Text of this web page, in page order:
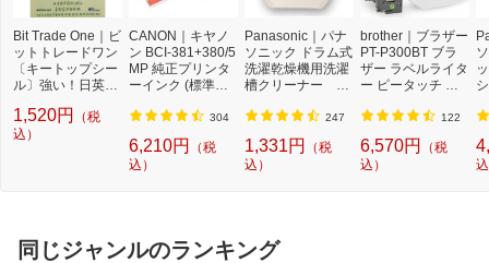
Bit Trade One｜ビ
ットトレードワン
〔キートップシー
ル〕強い！日英対
プシールセット ブ
ルー DYKTSBL
1,520円
（税
込）
CANON｜キヤノ
ン BCI-381+380/5
MP 純正プリンタ
ーインク (標準容
3813805MP] 304
6,210円
（税
込）
Panasonic｜パナ
ソニック ドラム式
洗濯乾燥機用洗濯
槽クリーナー N-
機 洗浄 洗剤 750m
l NW2]【rb_pcp】
247
1,331円
（税
込）
brother｜ブラザー
PT-P300BT ブラ
ザー ラベルライタ
ー ピータッチ キ
T (3.5mm~12mm
幅/TZeテープ) P-T
OUCH CUBE（ピ
ータッチキュー
122
6,570円
（税
込）
同じジャンルのランキング